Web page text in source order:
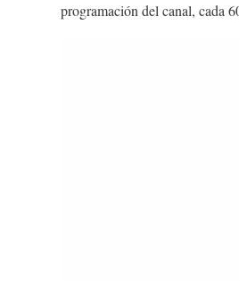
programación del canal, cada